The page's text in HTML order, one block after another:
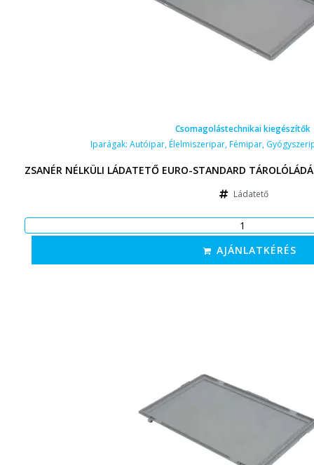
Csomagolástechnikai kiegészítők
Iparágak: Autóipar,Élelmiszeripar,Fémipar,
ZSANÉR NÉLKÜLI LÁDATETŐ EURO-STANDARD
Ládatető
AJÁNLATKÉRÉS